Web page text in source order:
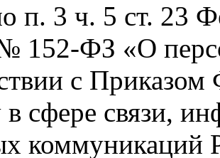
п. 3 ч. 5 ст. 23
152-ФЗ «О
с
в сфере связи,
коммуникаций